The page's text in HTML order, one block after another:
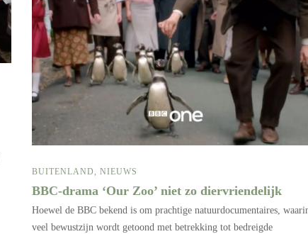
BUITENLAND, NIEUWS
BBC-drama ‘Our Zoo’ niet zo diervriendelijk
Hoewel de BBC bekend is om prachtige natuurdocumentaires,
veel bewustzijn wordt getoond met betrekking tot bedreigde